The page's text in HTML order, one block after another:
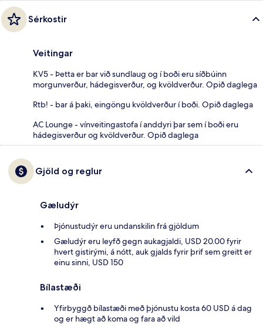
Sérkostir
Veitingar
KV5 - Þetta er bar við sundlaug og í boði eru síðbúinn
morgunverður, hádegisverður, og kvöldverður. Opið daglega
Rtb! - bar á þaki, eingöngu kvöldverður í boði. Opið daglega
AC Lounge - vínveitingastofa í anddyri þar sem í boði eru
hádegisverður og kvöldverður. Opið daglega
Gjöld og reglur
Gæludýr
Þjónustudýr eru undanskilin frá gjöldum
Gæludýr eru leyfð gegn aukagjaldi, USD 20.00 fyrir
hvert gistirými, á nótt, auk gjalds fyrir þrif sem greitt er
einu sinni, USD 150
Bílastæði
Yfirbyggð bílastæði með þjónustu kosta 60 USD á dag
og er hægt að koma og fara að vild